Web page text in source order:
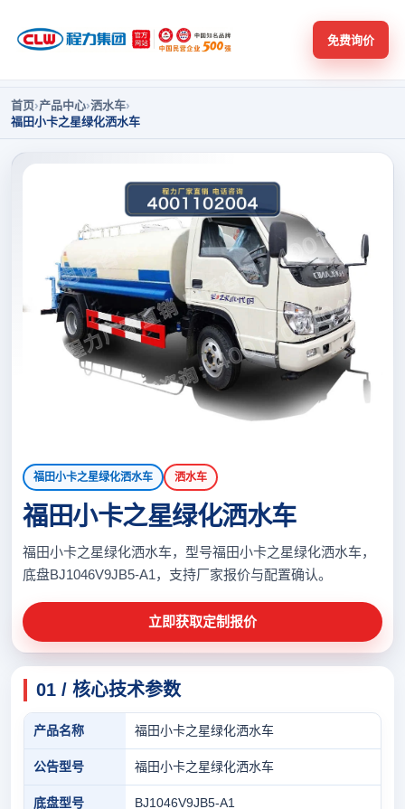
免费询价
首页›产品中心›洒水车›
福田小卡之星绿化洒水车
福田小卡之星绿化洒水车 洒水车
福田小卡之星绿化洒水车
福田小卡之星绿化洒水车，型号福田小卡之星绿化洒水车，
底盘BJ1046V9JB5-A1，支持厂家报价与配置确认。
立即获取定制报价
01 / 核心技术参数
产品名称 福田小卡之星绿化洒水车
公告型号 福田小卡之星绿化洒水车
底盘型号 BJ1046V9JB5-A1